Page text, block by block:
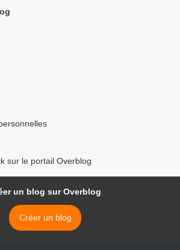
sur le portail Overblog
un blog sur Overblog
Créer un blog